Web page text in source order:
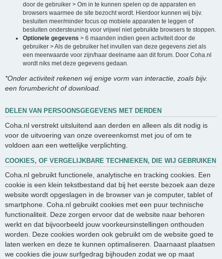
door de gebruiker > Om in te kunnen spelen op de apparaten en
browsers waarmee de site bezocht wordt. Hierdoor kunnen wij bijv.
besluiten meer/minder focus op mobiele apparaten te leggen of
besluiten ondersteuning voor vrijwel niet gebruikte browsers te stoppen.
Optionele gegevens > 6 maanden indien geen activiteit door de
gebruiker > Als de gebruiker het invullen van deze gegevens ziet als
een meerwaarde voor zijn/haar deelname aan dit forum. Door Coha.nl
wordt niks met deze gegevens gedaan.
*Onder activiteit rekenen wij enige vorm van interactie, zoals bijv.
een forumbericht of download.
DELEN VAN PERSOONSGEGEVENS MET DERDEN
Coha.nl verstrekt uitsluitend aan derden en alleen als dit nodig is
voor de uitvoering van onze overeenkomst met jou of om te
voldoen aan een wettelijke verplichting.
COOKIES, OF VERGELIJKBARE TECHNIEKEN, DIE WIJ GEBRUIKEN
Coha.nl gebruikt functionele, analytische en tracking cookies. Een
cookie is een klein tekstbestand dat bij het eerste bezoek aan deze
website wordt opgeslagen in de browser van je computer, tablet of
smartphone. Coha.nl gebruikt cookies met een puur technische
functionaliteit. Deze zorgen ervoor dat de website naar behoren
werkt en dat bijvoorbeeld jouw voorkeursinstellingen onthouden
worden. Deze cookies worden ook gebruikt om de website goed te
laten werken en deze te kunnen optimaliseren. Daarnaast plaatsen
we cookies die jouw surfgedrag bijhouden zodat we op maat